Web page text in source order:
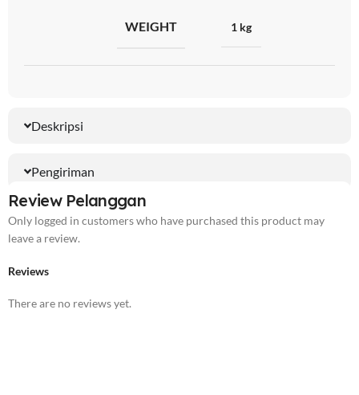
WEIGHT 1 kg
Deskripsi
Pengiriman
Review Pelanggan
Reviews
There are no reviews yet.
Only logged in customers who have purchased this product may
leave a review.